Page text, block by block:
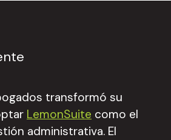
transformó su
LemonSuite como el
administrativa. El